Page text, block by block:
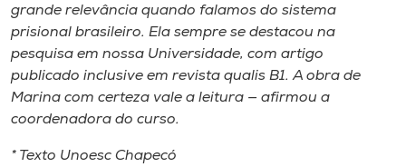
grande relevância quando falamos do sistema
prisional brasileiro. Ela sempre se destacou na
pesquisa em nossa Universidade, com artigo
publicado inclusive em revista qualis B1. A obra de
Marina com certeza vale a leitura — afirmou a
coordenadora do curso.
* Texto Unoesc Chapecó